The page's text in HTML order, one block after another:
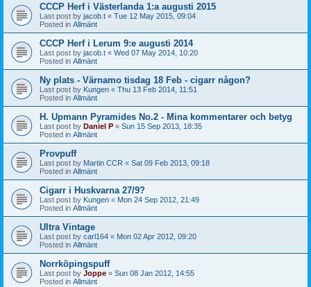
CCCP Herf i Västerlanda 1:a augusti 2015
Last post by jacob.t « Tue 12 May 2015, 09:04
Posted in Allmänt
CCCP Herf i Lerum 9:e augusti 2014
Last post by jacob.t « Wed 07 May 2014, 10:20
Posted in Allmänt
Ny plats - Värnamo tisdag 18 Feb - cigarr någon?
Last post by Kungen « Thu 13 Feb 2014, 11:51
Posted in Allmänt
H. Upmann Pyramides No.2 - Mina kommentarer och betyg
Last post by Daniel P « Sun 15 Sep 2013, 18:35
Posted in Allmänt
Provpuff
Last post by Martin CCR « Sat 09 Feb 2013, 09:18
Posted in Allmänt
Cigarr i Huskvarna 27/9?
Last post by Kungen « Mon 24 Sep 2012, 21:49
Posted in Allmänt
Ultra Vintage
Last post by carl164 « Mon 02 Apr 2012, 09:20
Posted in Allmänt
Norrköpingspuff
Last post by Joppe « Sun 08 Jan 2012, 14:55
Posted in Allmänt